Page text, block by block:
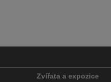
Zvířata a expozice